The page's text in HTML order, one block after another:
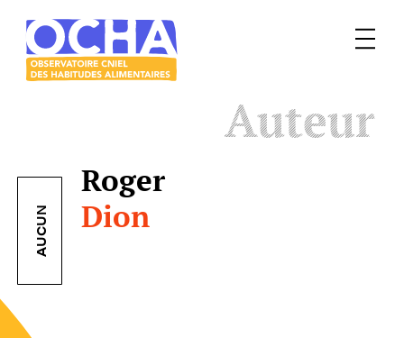
Menu
Auteur
AUCUN
Roger
Dion